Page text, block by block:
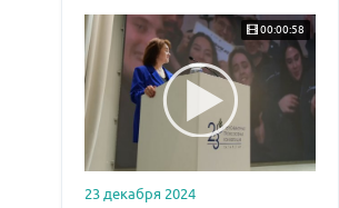
00:00:58
23 декабря 2024